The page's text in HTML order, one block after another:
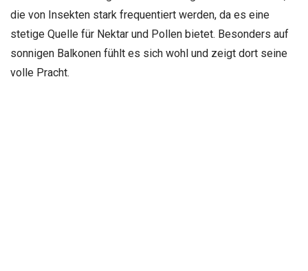
die von Insekten stark frequentiert werden, da es eine
stetige Quelle für Nektar und Pollen bietet. Besonders auf
sonnigen Balkonen fühlt es sich wohl und zeigt dort seine
volle Pracht.